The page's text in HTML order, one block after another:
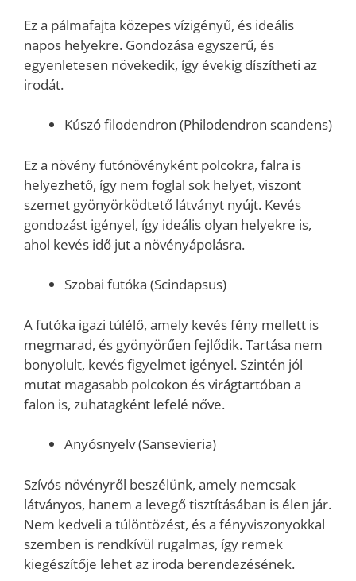
Ez a pálmafajta közepes vízigényű, és ideális
napos helyekre. Gondozása egyszerű, és
egyenletesen növekedik, így évekig díszítheti az
irodát.
Kúszó filodendron (Philodendron scandens)
Ez a növény futónövényként polcokra, falra is
helyezhető, így nem foglal sok helyet, viszont
szemet gyönyörködtető látványt nyújt. Kevés
gondozást igényel, így ideális olyan helyekre is,
ahol kevés idő jut a növényápolásra.
Szobai futóka (Scindapsus)
A futóka igazi túlélő, amely kevés fény mellett is
megmarad, és gyönyörűen fejlődik. Tartása nem
bonyolult, kevés figyelmet igényel. Szintén jól
mutat magasabb polcokon és virágtartóban a
falon is, zuhatagként lefelé nőve.
Anyósnyelv (Sansevieria)
Szívós növényről beszélünk, amely nemcsak
látványos, hanem a levegő tisztításában is élen jár.
Nem kedveli a túlöntözést, és a fényviszonyokkal
szemben is rendkívül rugalmas, így remek
kiegészítője lehet az iroda berendezésének.